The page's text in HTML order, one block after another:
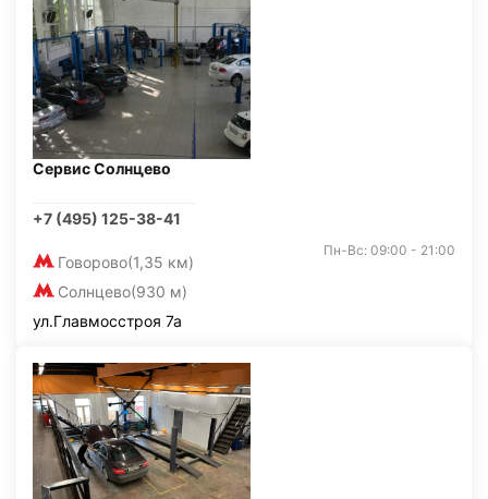
Сервис Солнцево
+7 (495) 125-38-41
Говорово(1,35 км)
Солнцево(930 м)
Пн-Вс: 09:00 - 21:00
ул.Главмосстроя 7а